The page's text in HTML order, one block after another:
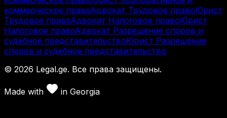
коммерческое правоАдвокат Трудовое правоЮрист
Трудовое правоАдвокат Налоговое правоЮрист
Налоговое правоАдвокат Разрешение споров и
судебное представительствоЮрист Разрешение
споров и судебное представительство
© 2026 Legal.ge. Все права защищены.
Made with in Georgia